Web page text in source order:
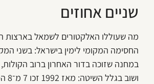
שניים אחוזים
מה שעוללו האלקטורים לשמאל בארצות
החסימה המקומי לימין בישראל: בשני
במחנה שזוכה בדור האחרון ברוב